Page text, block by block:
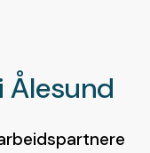
Ålesund